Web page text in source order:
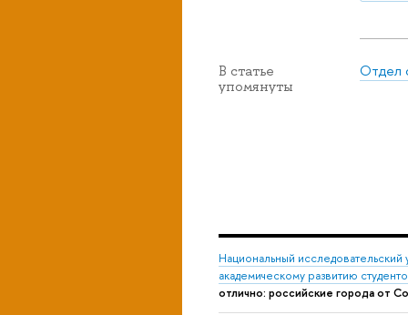
В статье
упомянуты
Отдел
Национальный
академическому развитию
отлично: российские города от